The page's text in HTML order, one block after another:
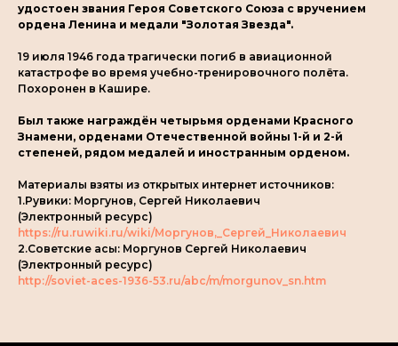
удостоен звания Героя Советского Союза с вручением
ордена Ленина и медали "Золотая Звезда".
19 июля 1946 года трагически погиб в авиационной
катастрофе во время учебно-тренировочного полёта.
Похоронен в Кашире.
Был также награждён четырьмя орденами Красного
Знамени, орденами Отечественной войны 1-й и 2-й
степеней, рядом медалей и иностранным орденом.
Материалы взяты из открытых интернет источников:
1.Рувики: Моргунов, Сергей Николаевич
(Электронный ресурс)
https://ru.ruwiki.ru/wiki/Моргунов,_Сергей_Николаевич
2.Советские асы: Моргунов Сергей Николаевич
(Электронный ресурс)
http://soviet-aces-1936-53.ru/abc/m/morgunov_sn.htm